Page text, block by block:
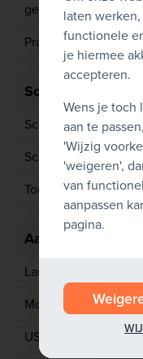
generatie
Processor
Scherm
Schermresolutie
Schermgrootte
Touchscreen
Aansluitingen
Lan poort
Mobiel netwerk
USB 2
laten
functionele
je hiermee
accepteren.
Wens je toch
aan te
'Wijzig
'weigeren',
van
aanpassen
pagina.